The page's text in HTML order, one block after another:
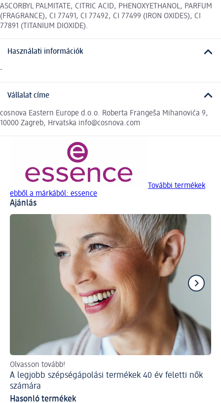
ASCORBYL PALMITATE, CITRIC ACID, PHENOXYETHANOL, PARFUM
(FRAGRANCE), CI 77491, CI 77492, CI 77499 (IRON OXIDES), CI
77891 (TITANIUM DIOXIDE).
Használati információk
-
Vállalat címe
cosnova Eastern Europe d.o.o. Roberta Frangeša Mihanovića 9,
10000 Zagreb, Hrvatska info@cosnova.com
További termékek
ebből a márkából: essence
Ajánlás
Olvasson tovább!
A legjobb szépségápolási termékek 40 év feletti nők
számára
Hasonló termékek